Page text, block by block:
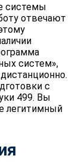
системы
отвечают
систем»,
с
499. Вы
легитимный